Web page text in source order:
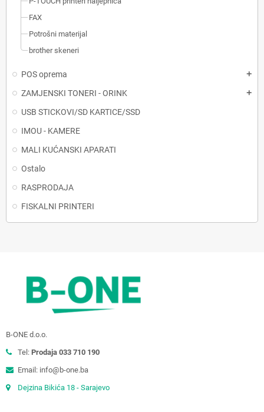
FAX
Potrošni materijal
brother skeneri
POS oprema add
ZAMJENSKI TONERI - ORINK add
USB STICKOVI/SD KARTICE/SSD
IMOU - KAMERE
MALI KUĆANSKI APARATI
Ostalo
RASPRODAJA
FISKALNI PRINTERI
B-ONE d.o.o.
Tel: Prodaja 033 710 190
Email: info@b-one.ba
Dejzina Bikića 18 - Sarajevo